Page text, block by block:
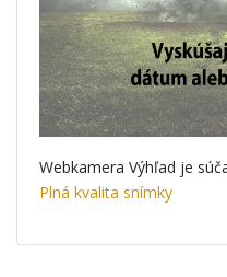
Webkamera Výhľad je
Plná kvalita snímky